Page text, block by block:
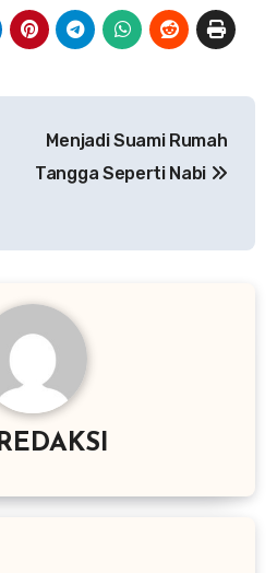
Menjadi Suami Rumah
Tangga Seperti Nabi
REDAKSI